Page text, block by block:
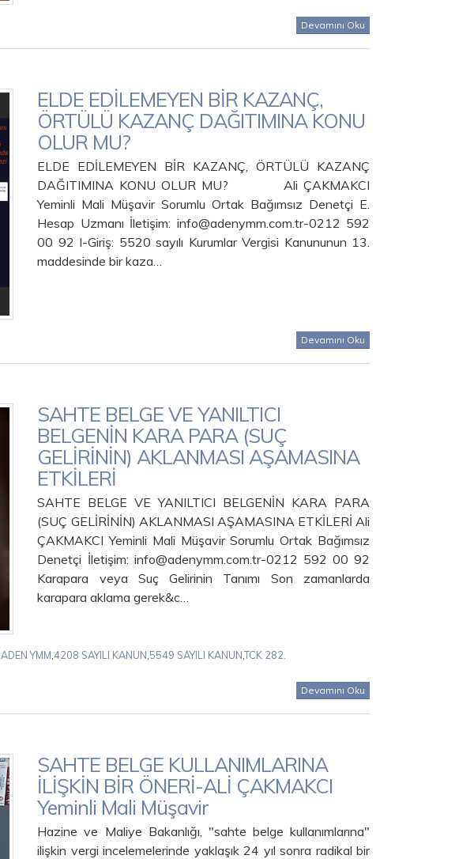
Devamını Oku
ELDE EDİLEMEYEN BİR KAZANÇ,
ÖRTÜLÜ KAZANÇ DAĞITIMINA KONU
OLUR MU?
ELDE EDİLEMEYEN BİR KAZANÇ, ÖRTÜLÜ KAZANÇ
DAĞITIMINA KONU OLUR MU? Ali ÇAKMAKCI
Yeminli Mali Müşavir Sorumlu Ortak Bağımsız Denetçi E.
Hesap Uzmanı İletişim: info@adenymm.com.tr-0212 592
00 92 I-Giriş: 5520 sayılı Kurumlar Vergisi Kanununun 13.
maddesinde bir kaza…
Devamını Oku
SAHTE BELGE VE YANILTICI
BELGENİN KARA PARA (SUÇ
GELİRİNİN) AKLANMASI AŞAMASINA
ETKİLERİ
SAHTE BELGE VE YANILTICI BELGENİN KARA PARA
(SUÇ GELİRİNİN) AKLANMASI AŞAMASINA ETKİLERİ Ali
ÇAKMAKCI Yeminli Mali Müşavir Sorumlu Ortak Bağımsız
Denetçi İletişim: info@adenymm.com.tr-0212 592 00 92
Karapara veya Suç Gelirinin Tanımı Son zamanlarda
karapara aklama gerek&c…
ADEN YMM 4208 SAYILI KANUN 5549 SAYILI KANUN,TCK 282.
Devamını Oku
SAHTE BELGE KULLANIMLARINA
İLİŞKİN BİR ÖNERİ-ALİ ÇAKMAKCI
Yeminli Mali Müşavir
Hazine ve Maliye Bakanlığı, "sahte belge kullanımlarına"
ilişkin vergi incelemelerinde yaklaşık 24 yıl sonra radikal bir